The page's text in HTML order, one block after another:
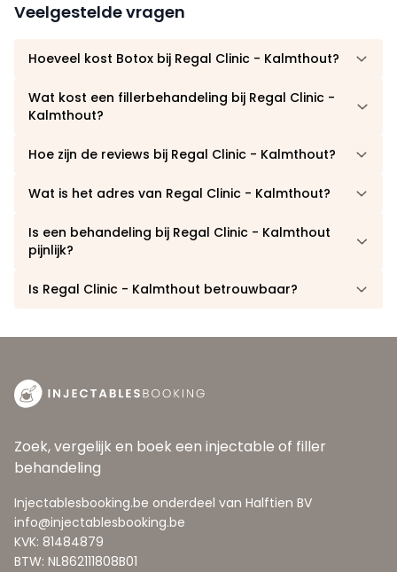
Veelgestelde vragen
Hoeveel kost Botox bij Regal Clinic - Kalmthout?
Wat kost een fillerbehandeling bij Regal Clinic -
Kalmthout?
Hoe zijn de reviews bij Regal Clinic - Kalmthout?
Wat is het adres van Regal Clinic - Kalmthout?
Is een behandeling bij Regal Clinic - Kalmthout
pijnlijk?
Is Regal Clinic - Kalmthout betrouwbaar?
Zoek, vergelijk en boek een injectable of filler
behandeling
Injectablesbooking.be onderdeel van Halftien BV
info@injectablesbooking.be
KVK: 81484879
BTW: NL862111808B01